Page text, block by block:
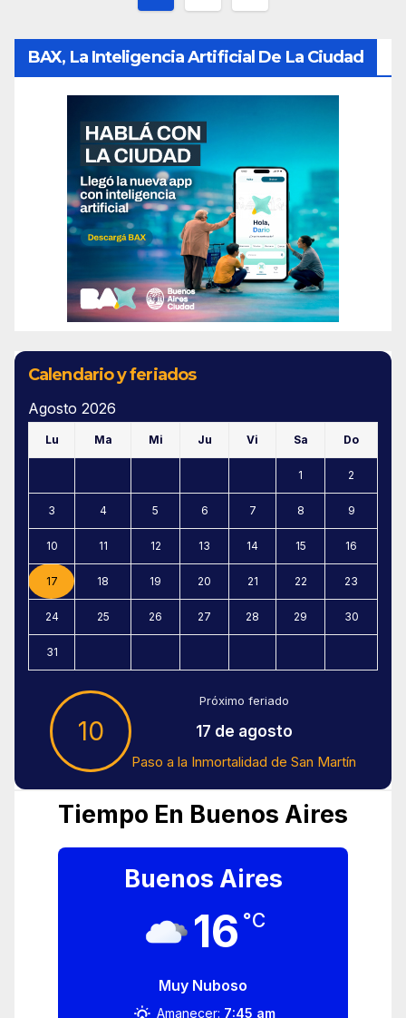
de
entradas
BAX, La Inteligencia Artificial De La Ciudad
Calendario y feriados
Agosto 2026
Lu Ma Mi Ju Vi Sa Do
1 2
3 4 5 6 7 8 9
10 11 12 13 14 15 16
17 18 19 20 21 22 23
24 25 26 27 28 29 30
31
10
Próximo feriado
17 de agosto
Paso a la Inmortalidad de San Martín
Tiempo En Buenos Aires
Buenos Aires
16 °C
Muy Nuboso
Amanecer: 7:45 am